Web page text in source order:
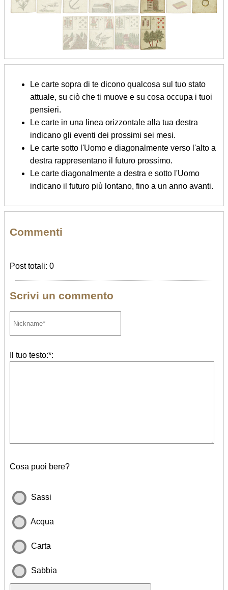
Le carte sopra di te dicono qualcosa sul tuo stato
attuale, su ciò che ti muove e su cosa occupa i tuoi
pensieri.
Le carte in una linea orizzontale alla tua destra
indicano gli eventi dei prossimi sei mesi.
Le carte sotto l'Uomo e diagonalmente verso l'alto a
destra rappresentano il futuro prossimo.
Le carte diagonalmente a destra e sotto l'Uomo
indicano il futuro più lontano, fino a un anno avanti.
Commenti
Post totali: 0
Scrivi un commento
Il tuo testo:*:
Cosa puoi bere?
Sassi
Acqua
Carta
Sabbia